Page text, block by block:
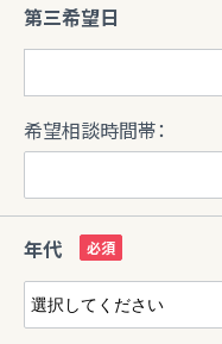
第三希望日
希望相談時間帯：
年代